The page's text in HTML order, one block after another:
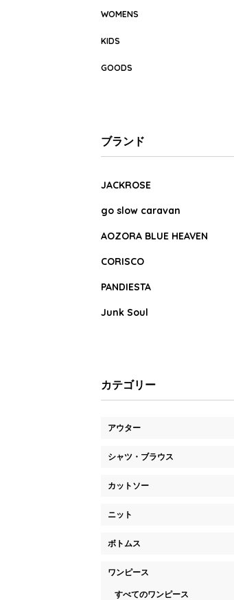
WOMENS
KIDS
GOODS
ブランド
JACKROSE
go slow caravan
AOZORA BLUE HEAVEN
CORISCO
PANDIESTA
Junk Soul
カテゴリー
アウター
シャツ・ブラウス
カットソー
ニット
ボトムス
ワンピース
すべてのワンピース